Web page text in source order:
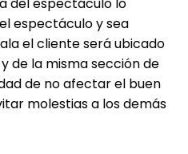
del espectáculo lo
espectáculo y sea
el cliente será ubicado
de la misma sección de
de no afectar el buen
molestias a los demás